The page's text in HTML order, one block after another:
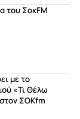
του ΣοκFM
με το
«Τι Θέλω
ΣΟΚfm